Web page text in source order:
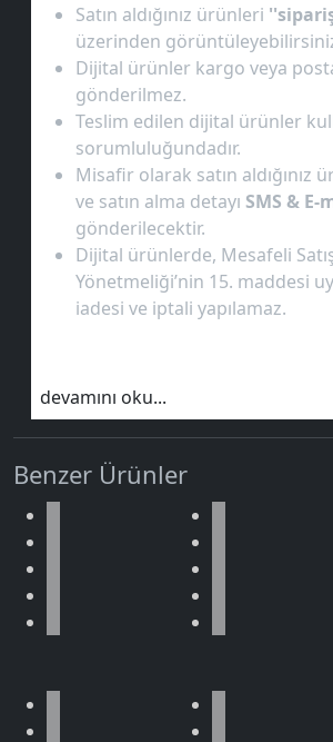
Satın aldığınız ürünleri
üzerinden
Dijital ürünler kargo veya
gönderilmez.
Teslim edilen dijital ürünler
sorumluluğundadır.
Misafir olarak satın aldığınız
ve satın alma detayı SMS & E-
gönderilecektir.
Dijital ürünlerde, Mesafeli
Yönetmeliği’nin 15. maddesi
iadesi ve iptali yapılamaz.
devamını oku...
Benzer Ürünler